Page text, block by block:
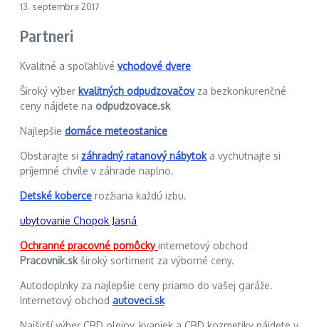
13. septembra 2017
Partneri
Kvalitné a spoľahlivé vchodové dvere
Široký výber kvalitných odpudzovačovza bezkonkurenčné
ceny nájdete na odpudzovace.sk
Najlepšie domáce meteostanice
Obstarajte si záhradný ratanový nábytoka vychutnajte si
príjemné chvíle v záhrade naplno.
Detské koberce rozžiaria každú izbu.
ubytovanie Chopok Jasná
Ochranné pracovné pomôckyinternetový obchod
Pracovnik.skširoký sortiment za výborné ceny.
Autodoplnky za najlepšie ceny priamo do vašej garáže.
Internetový obchod autoveci.sk